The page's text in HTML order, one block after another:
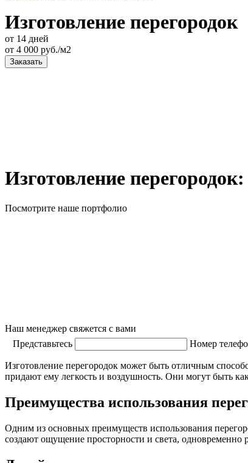
Изготовление перегородок
от 14 дней
от 4 000 руб./м2
Заказать
Изготовление
Посмотрите наше портфолио
Наш менеджер свяжется с вами
Представьтесь
Номер
Изготовление перегородок может быть отличным
придают ему легкость и воздушность. Они могут быть
Преимущества использования
Одним из основных преимуществ использования
создают ощущение просторности и света, одновременно